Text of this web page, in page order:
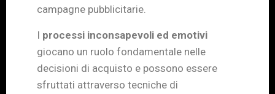
campagne pubblicitarie.
I processi inconsapevoli ed emotivi
giocano un ruolo fondamentale nelle
decisioni di acquisto e possono essere
sfruttati attraverso tecniche di